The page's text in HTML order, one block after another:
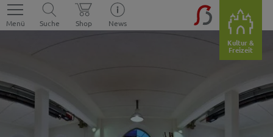
Menü Suche Shop
News
Kultur &
Freizeit